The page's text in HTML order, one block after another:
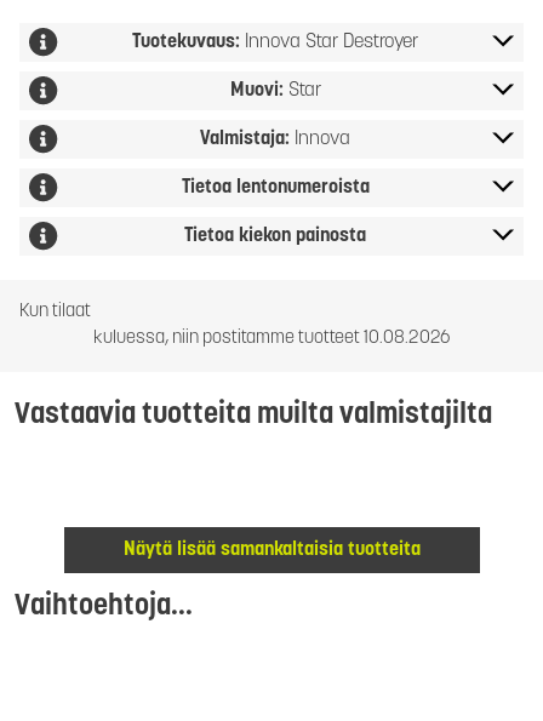
Tuotekuvaus: Innova Star Destroyer
Muovi: Star
Valmistaja: Innova
Tietoa lentonumeroista
Tietoa kiekon painosta
Kun tilaat
kuluessa, niin postitamme tuotteet 10.08.2026
Vastaavia tuotteita muilta valmistajilta
Näytä lisää samankaltaisia tuotteita
Vaihtoehtoja...